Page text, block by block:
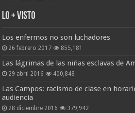
Lo + Visto
Los enfermos no son luchadores
26 febrero 2017 855,181
Las lágrimas de las niñas esclavas de
29 abril 2016 400,848
Las Campos: racismo de clase en
audiencia
28 diciembre 2016 379,942